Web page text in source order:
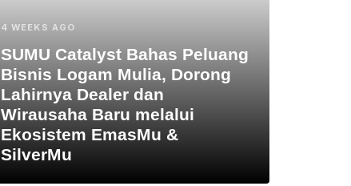
4 WEEKS AGO
SUMU Catalyst Bahas Peluang
Bisnis Logam Mulia, Dorong
Lahirnya Dealer dan
Wirausaha Baru melalui
Ekosistem EmasMu &
SilverMu